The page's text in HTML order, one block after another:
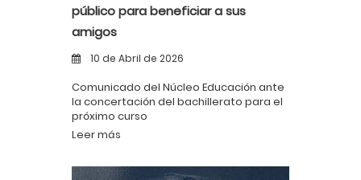
público para beneficiar a sus
amigos
10 de Abril de 2026
Comunicado del Núcleo Educación ante
la concertación del bachillerato para el
próximo curso
Leer más